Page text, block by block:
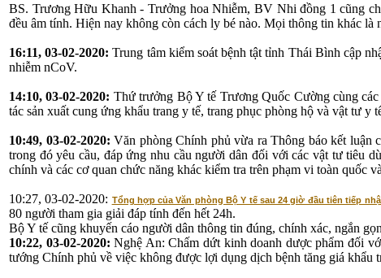
BS. Trương Hữu Khanh - Trưởng hoa Nhiễm, BV Nhi đồng 1 cũng
đều âm tính. Hiện nay không còn cách ly bé nào. Mọi thông tin khác là
16:11, 03-02-2020:Trung tâm kiểm soát bệnh tật tỉnh Thái Bình cập
nhiễm nCoV.
14:10, 03-02-2020: Thứ trưởng Bộ Y tế Trương Quốc Cường cùng
tác sản xuất cung ứng khẩu trang y tế, trang phục phòng hộ và vật tư y
10:49, 03-02-2020:Văn phòng Chính phủ vừa ra Thông báo kết
trong đó yêu cầu, đáp ứng nhu cầu người dân đối với các vật tư tiêu
chính và các cơ quan chức năng khác kiểm tra trên phạm vi toàn
10:27, 03-02-2020: Tổng hợp của Văn phòng Bộ Y tế sau 24 giờ đầu tiên tiếp
80 người tham gia giải đáp tính đến hết 24h.
Bộ Y tế cũng khuyến cáo người dân thông tin đúng, chính xác, ngắn
10:22, 03-02-2020:Nghệ An: Chấm dứt kinh doanh dược phẩm đối
tướng Chính phủ về việc không được lợi dụng dịch bệnh tăng giá khẩu